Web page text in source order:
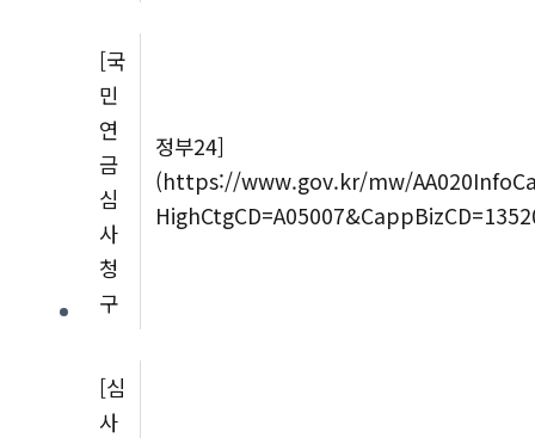
[국
민
연
금
심
사
청
구
정부24]
(https://www.gov.kr/mw/
[심
사